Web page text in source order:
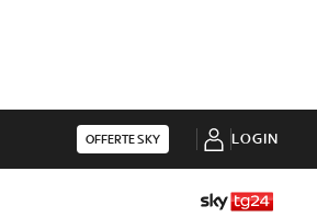
OFFERTE SKY LOGIN